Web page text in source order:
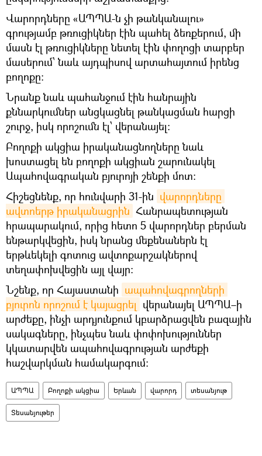
Վարորդները «ԱՊՊԱ-ն չի թանկանալու»
գրությամբ թռուցիկներ էին պահել ձեռքերում, մի
մասն էլ թռուցիկները նետել էին փողոցի տարբեր
մասերում՝ նաև այդպիսով արտահայտում իրենց
բողոքը։
Նրանք նաև պահանջում էին հանրային
քննարկումներ անցկացնել թանկացման հարցի
շուրջ, իսկ որոշումն էլ՝ վերանայել։
Բողոքի ակցիա իրականացնողները նաև
խոստացել են բողոքի ակցիան շարունակել
Ապահովագրական բյուրոյի շենքի մոտ։
Հիշեցնենք, որ հունվարի 31-ին վարորդները
ավտոերթ իրականացրին Հանրապետության
հրապարակում, որից հետո 5 վարորդներ բերման
ենթարկվեցին, իսկ նրանց մեքենաներն էլ
երթևեկելի գոտուց ավտոքարշակներով
տեղափոխվեցին այլ վայր։
Նշենք, որ Հայաստանի ապահովագրողների
բյուրոն որոշում է կայացրել վերանայել ԱՊՊԱ–ի
արժեքը, ինչի արդյունքում կբարձրացվեն բազային
սակագները, ինչպես նաև փոփոխություններ
կկատարվեն ապահովագրության արժեքի
հաշվարկման համակարգում:
ԱՊՊԱ Բողոքի ակցիա Երևան վարորդ տեսանյութ
Տեսանյութեր